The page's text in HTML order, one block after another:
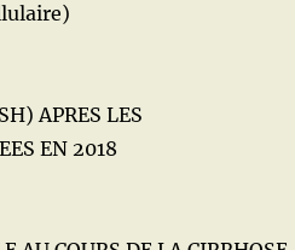
APRES LES
EN 2018